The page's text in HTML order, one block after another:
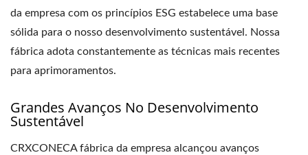
da empresa com os princípios ESG estabelece uma base
sólida para o nosso desenvolvimento sustentável. Nossa
fábrica adota constantemente as técnicas mais recentes
para aprimoramentos.
Grandes Avanços No Desenvolvimento
Sustentável
CRXCONECA fábrica da empresa alcançou avanços